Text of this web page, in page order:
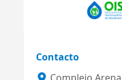
Contacto